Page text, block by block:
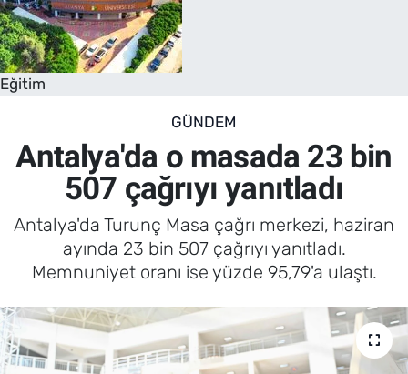
Eğitim
GÜNDEM
Antalya'da o masada 23 bin
507 çağrıyı yanıtladı
Antalya'da Turunç Masa çağrı merkezi, haziran
ayında 23 bin 507 çağrıyı yanıtladı.
Memnuniyet oranı ise yüzde 95,79'a ulaştı.